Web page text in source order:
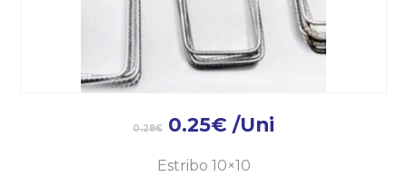
0.28€ 0.25€ /Uni
Estribo 10×10